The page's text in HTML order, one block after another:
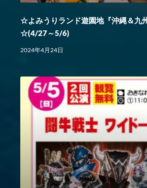
☆よみうりランド遊園地『沖縄＆九
☆(4/27～5/6)
2024年4月24日